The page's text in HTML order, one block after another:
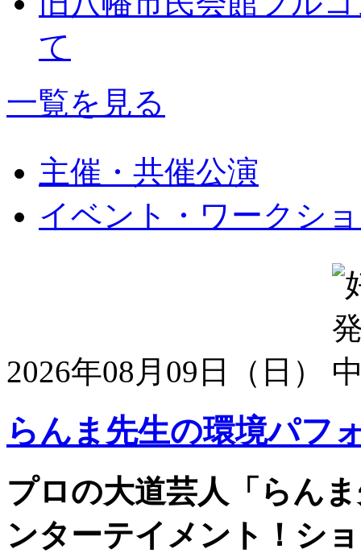
て
一覧を見る
主催・共催公演
イベント・ワークシ
2026年08月09日（日）
らんま先生の環境パフ
プロの大道芸人「らん
ンターテイメント！シ